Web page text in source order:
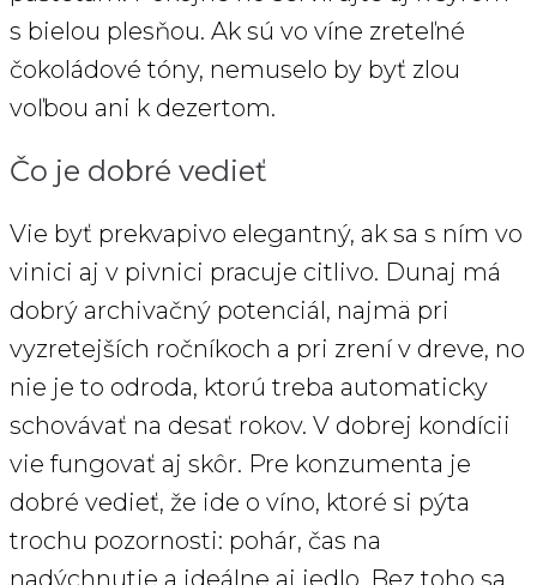
s bielou plesňou. Ak sú vo víne zreteľné
čokoládové tóny, nemuselo by byť zlou
voľbou ani k dezertom.
Čo je dobré vedieť
Vie byť prekvapivo elegantný, ak sa s ním vo
vinici aj v pivnici pracuje citlivo. Dunaj má
dobrý archivačný potenciál, najmä pri
vyzretejších ročníkoch a pri zrení v dreve, no
nie je to odroda, ktorú treba automaticky
schovávať na desať rokov. V dobrej kondícii
vie fungovať aj skôr. Pre konzumenta je
dobré vedieť, že ide o víno, ktoré si pýta
trochu pozornosti: pohár, čas na
nadýchnutie a ideálne aj jedlo. Bez toho sa